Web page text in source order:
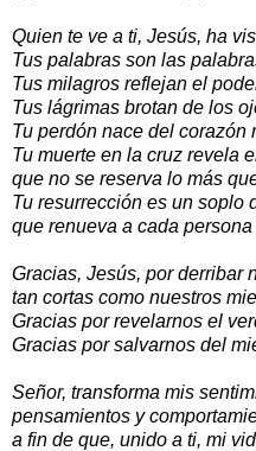
Quien te ve a ti, Jesús, ha
Tus palabras son las
Tus milagros reflejan el
Tus lágrimas brotan de los
Tu perdón nace del corazón
Tu muerte en la cruz revela
que no se reserva lo más
Tu resurrección es un soplo
que renueva a cada
Gracias, Jesús, por derribar
tan cortas como nuestros
Gracias por revelarnos el
Gracias por salvarnos del
Señor, transforma mis
pensamientos y
a fin de que, unido a ti, mi